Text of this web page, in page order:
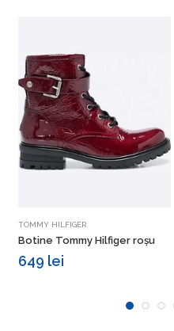
Vezi detalii
TOMMY HILFIGER
Botine Tommy Hilfiger roșu
649 lei